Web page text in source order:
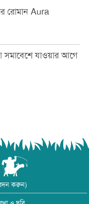
রোমান Aura
যাওয়ার আগে
করুন)